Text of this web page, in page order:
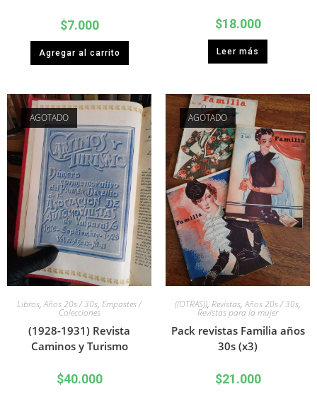
$7.000
Agregar al carrito
$18.000
Leer más
AGOTADO
Libros,Años 20s / 30s, Empastes /
Colecciones
(1928-1931) Revista
Caminos y Turismo
$40.000
AGOTADO
((OTRAS)), Revistas,Años 20s / 30s,
Revistas para la mujer
Pack revistas Familia años
30s (x3)
$21.000